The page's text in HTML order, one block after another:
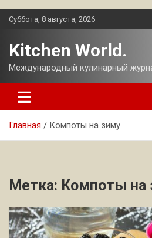
Перейти
Суббота, 8 августа, 2026
Kitchen World.
Международный кулинарный
Главная Компоты на зиму
Метка: Компоты на